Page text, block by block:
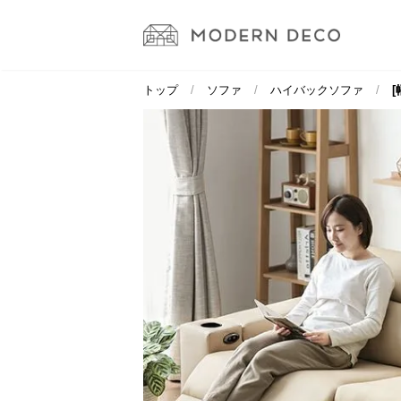
トップ ソファ ハイバックソファ [